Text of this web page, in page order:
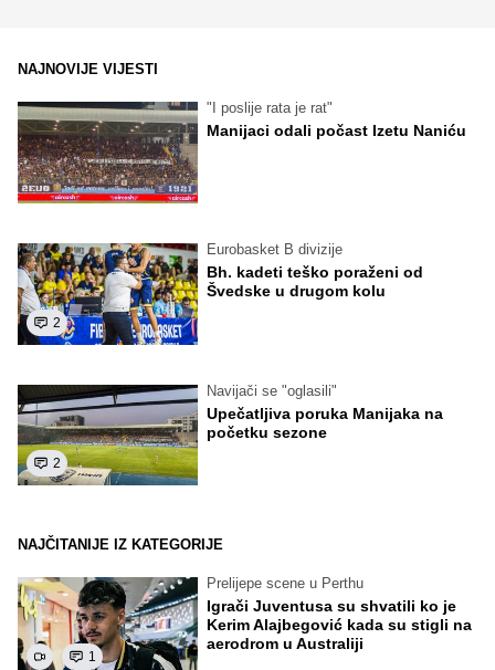
NAJNOVIJE VIJESTI
"I poslije rata je rat"
Manijaci odali počast Izetu Naniću
2
Eurobasket B divizije
Bh. kadeti teško poraženi od
Švedske u drugom kolu
2
Navijači se "oglasili"
Upečatljiva poruka Manijaka na
početku sezone
NAJČITANIJE IZ KATEGORIJE
1
Prelijepe scene u Perthu
Igrači Juventusa su shvatili ko je
Kerim Alajbegović kada su stigli na
aerodrom u Australiji